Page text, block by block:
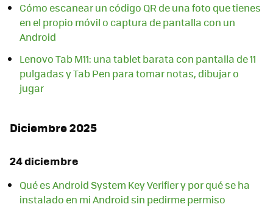
Cómo escanear un código QR de una foto que tienes
en el propio móvil o captura de pantalla con un
Android
Lenovo Tab M11: una tablet barata con pantalla de 11
pulgadas y Tab Pen para tomar notas, dibujar o
jugar
Diciembre 2025
24 diciembre
Qué es Android System Key Verifier y por qué se ha
instalado en mi Android sin pedirme permiso